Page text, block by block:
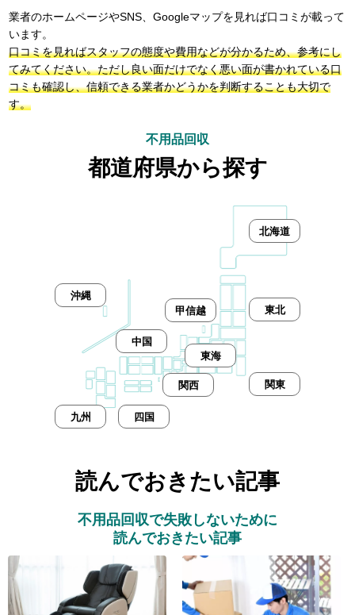
業者のホームページやSNS、Googleマップを見れば口コミが載って
います。
口コミを見ればスタッフの態度や費用などが分かるため、参考にし
てみてください。ただし良い面だけでなく悪い面が書かれている口
コミも確認し、信頼できる業者かどうかを判断することも大切で
す。
不用品回収
都道府県から探す
北海道
東北
甲信越
東海
関東
関西
中国
四国
九州
沖縄
読んでおきたい記事
不用品回収で失敗しないために
読んでおきたい記事